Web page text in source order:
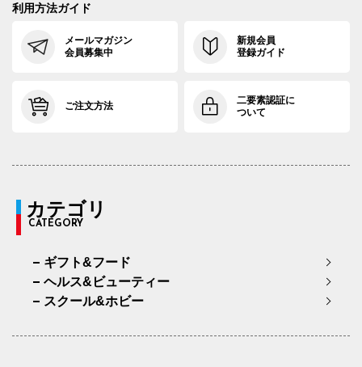
利用方法ガイド
メールマガジン
会員募集中
新規会員
登録ガイド
ご注文方法
二要素認証に
ついて
カテゴリ
CATEGORY
ギフト&フード
ヘルス&ビューティー
スクール&ホビー